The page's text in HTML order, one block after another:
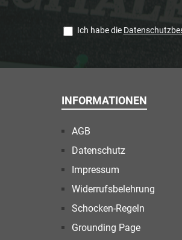
Ich habe die
INFORMATIONEN
AGB
Datenschutz
Impressum
Widerrufsbelehrung
Schocken-Regeln
Grounding Page